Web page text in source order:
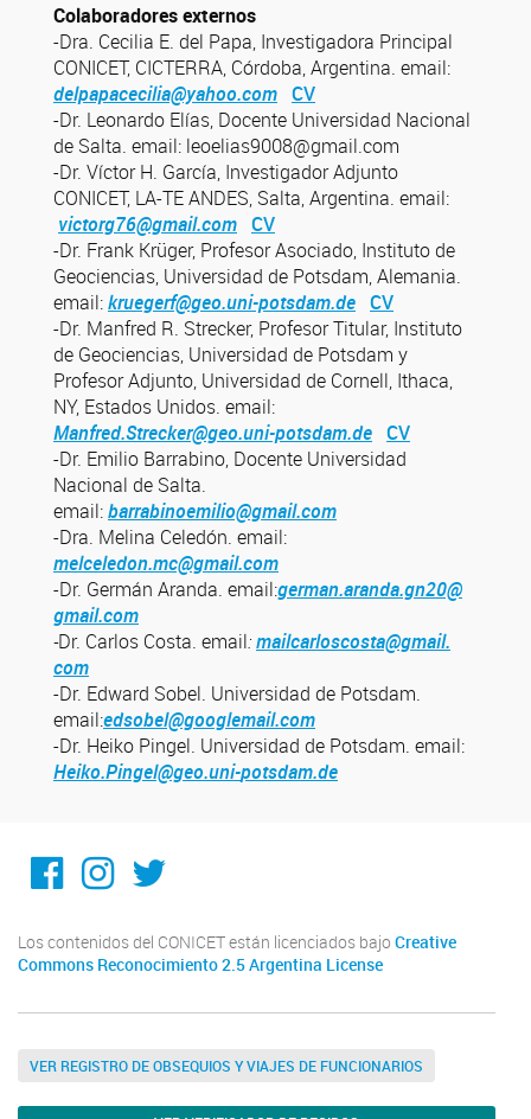
Colaboradores externos
-Dra. Cecilia E. del Papa, Investigadora Principal
CONICET, CICTERRA, Córdoba, Argentina. email:
delpapacecilia@yahoo.com CV
-Dr. Leonardo Elías, Docente Universidad Nacional
de Salta. email: leoelias9008@gmail.com
-Dr. Víctor H. García, Investigador Adjunto
CONICET, LA-TE ANDES, Salta, Argentina. email:
victorg76@gmail.com CV
-Dr. Frank Krüger, Profesor Asociado, Instituto de
Geociencias, Universidad de Potsdam, Alemania.
email:kruegerf@geo.uni-potsdam.de CV
-Dr. Manfred R. Strecker, Profesor Titular, Instituto
de Geociencias, Universidad de Potsdam y
Profesor Adjunto, Universidad de Cornell, Ithaca,
NY, Estados Unidos. email:
Manfred.Strecker@geo.uni-potsdam.de CV
-Dr. Emilio Barrabino, Docente Universidad
Nacional de Salta.
email:barrabinoemilio@gmail.com
-Dra. Melina Celedón. email:
melceledon.mc@gmail.com
-Dr. Germán Aranda. email:german.aranda.gn20@
gmail.com
-Dr. Carlos Costa. email:mailcarloscosta@gmail.
com
-Dr. Edward Sobel. Universidad de Potsdam.
email:edsobel@googlemail.com
-Dr. Heiko Pingel. Universidad de Potsdam. email:
Heiko.Pingel@geo.uni-potsdam.de
Facebook
Instagram
Twitter
Los contenidos del CONICET están licenciados bajo Creative
Commons Reconocimiento 2.5 Argentina License
VER REGISTRO DE OBSEQUIOS Y VIAJES DE FUNCIONARIOS